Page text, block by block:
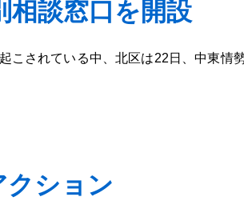
相談窓口を開設
こされている中、北区は22日、中東
クション